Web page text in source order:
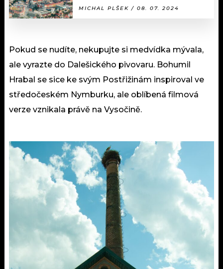
MICHAL PLŠEK / 08. 07. 2024
Pokud se nudíte, nekupujte si medvídka mývala,
ale vyrazte do Dalešického pivovaru. Bohumil
Hrabal se sice ke svým Postřižinám inspiroval ve
středočeském Nymburku, ale oblíbená filmová
verze vznikala právě na Vysočině.